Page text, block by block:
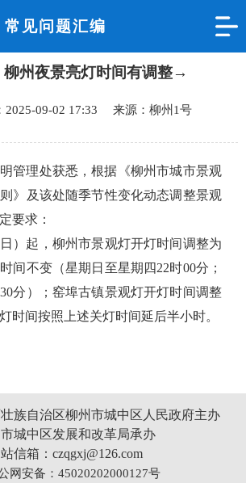
常见问题汇编
柳州夜景亮灯时间有调整→
2025-09-02 17:33 来源：柳州1号
管理处获悉，根据《柳州市城市景观
》及该处随季节性变化动态调整景观
要求：
）起，柳州市景观灯开灯时间调整为
间不变（星期日至星期四22时00分；
分）；窑埠古镇景观灯开灯时间调整
时间按照上述关灯时间延后半小时。
族自治区柳州市城中区人民政府主办
城中区发展和改革局承办
信箱：czqgxj@126.com
网安备：45020202000127号